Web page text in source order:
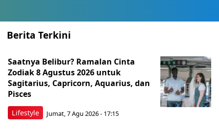
Berita Terkini
Lifestyle
Saatnya Belibur? Ramalan Cinta
Zodiak 8 Agustus 2026 untuk
Sagitarius, Capricorn, Aquarius, dan
Pisces
Jumat, 7 Agu 2026 - 17:15